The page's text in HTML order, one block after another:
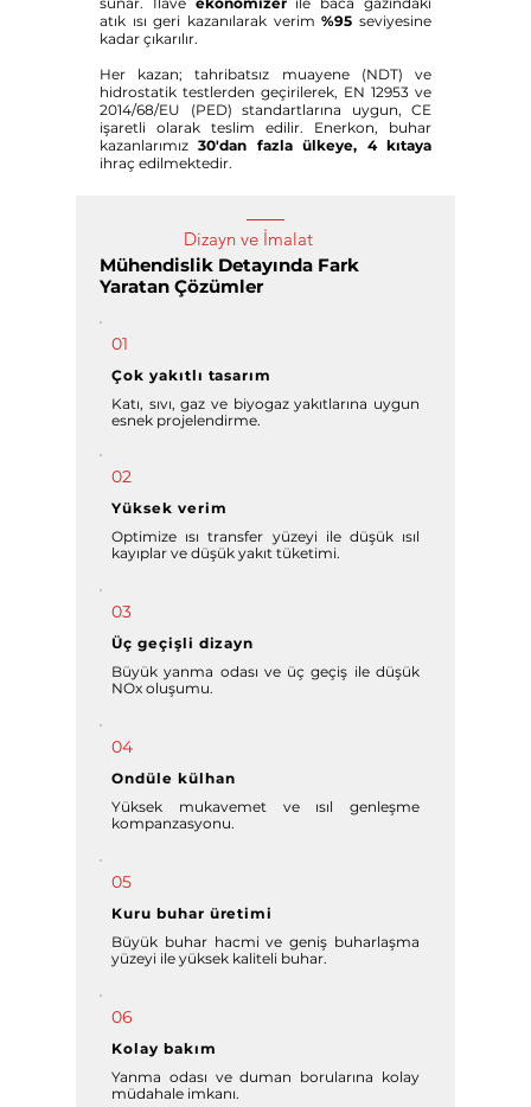
atık ısı geri kazanılarak verim%95 seviyesine
kadar çıkarılır.
Her kazan; tahribatsız muayene (NDT) ve
hidrostatik testlerden geçirilerek, EN 12953 ve
2014/68/EU (PED) standartlarına uygun, CE
işaretli olarak teslim edilir. Enerkon, buhar
kazanlarımız30'dan fazla ülkeye, 4 kıtaya
ihraç edilmektedir.
Dizayn ve İmalat
Mühendislik Detayında Fark
Yaratan Çözümler
01
Çok yakıtlı tasarım
Katı, sıvı, gaz ve biyogaz yakıtlarına uygun
esnek projelendirme.
02
Yüksek verim
Optimize ısı transfer yüzeyi ile düşük ısıl
kayıplar ve düşük yakıt tüketimi.
03
Üç geçişli dizayn
Büyük yanma odası ve üç geçiş ile düşük
NOx oluşumu.
04
Ondüle külhan
Yüksek mukavemet ve ısıl genleşme
kompanzasyonu.
05
Kuru buhar üretimi
Büyük buhar hacmi ve geniş buharlaşma
yüzeyi ile yüksek kaliteli buhar.
06
Kolay bakım
Yanma odası ve duman borularına kolay
müdahale imkanı.